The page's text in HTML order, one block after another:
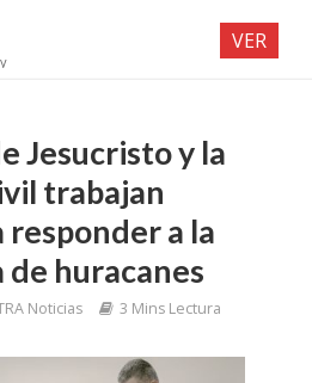
Jesucristo y la
trabajan
responder a la
huracanes
Noticias 3 Mins Lectura
VER